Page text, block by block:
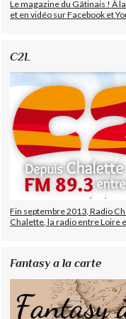
Le magazine du Gâtinais ! À
et en vidéo sur Facebook et
C2L
Fin septembre 2013, Radio
Chalette, la radio entre Loire
Fantasy a la carte